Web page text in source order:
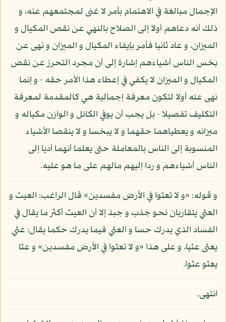
الإجمال مبالغة في الاهتمام بأمر لا غنى لمجتمعهم عنه، و
ذلك أنه دعاهم أولا إلى الصلاح بالنهي عن نقص المكيال و
الميزان، و عاد ثانيا فأمر بإيفاء المكيال و الميزان و نهى عن
بخس الناس أشياءهم إشارة إلى أن مجرد التحرز عن نقص
المكيال و الميزان لا يكفي في إعطاء هذا الأمر حقه - و إنما
نهى عنه أولا لتكون معرفة إجمالية هي كالمقدمة لمعرفة
التكليف تفصيلا - بل يجب أن يوفي الكائل و الوازن مكياله و
ميزانه و يعطياهما حقهما و لا يبخسا و لا ينقصا الأشياء
المنسوبة إلى الناس بالمعاملة حتى يعلما أنهما أديا إلى
الناس أشياءهم و ردا إليهم مالهم على ما هو عليه.
و قوله: «و لا تعثوا في الأرض مفسدين» قال الراغب: العيث و
العثي يتقاربان نحو جذب و جبذ إلا أن العيث أكثر ما يقال في
الفساد الذي يدرك حسا و العثي فيما يدرك حكما يقال: عثي
يعثى عثيا، و على هذا «و لا تعثوا في الأرض مفسدين» و عثا
يعثو عثوا.
انتهى.